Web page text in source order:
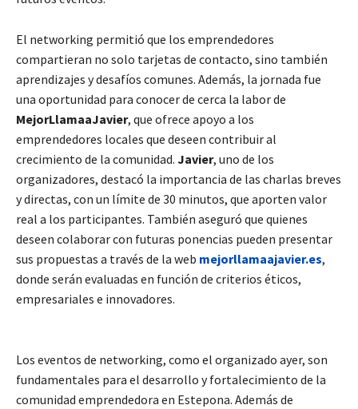
El networking permitió que los emprendedores
compartieran no solo tarjetas de contacto, sino también
aprendizajes y desafíos comunes. Además, la jornada fue
una oportunidad para conocer de cerca la labor de
MejorLlamaaJavier, que ofrece apoyo a los
emprendedores locales que deseen contribuir al
crecimiento de la comunidad. Javier, uno de los
organizadores, destacó la importancia de las charlas breves
y directas, con un límite de 30 minutos, que aporten valor
real a los participantes. También aseguró que quienes
deseen colaborar con futuras ponencias pueden presentar
sus propuestas a través de la web mejorllamaajavier.es,
donde serán evaluadas en función de criterios éticos,
empresariales e innovadores.
Los eventos de networking, como el organizado ayer, son
fundamentales para el desarrollo y fortalecimiento de la
comunidad emprendedora en Estepona. Además de